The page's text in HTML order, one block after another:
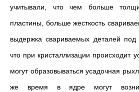
учитывали, что чем больше
пластины, больше жесткость
выдержка свариваемых деталей под
что при кристаллизации происходит
могут образовываться усадочная
же время в ядре могут